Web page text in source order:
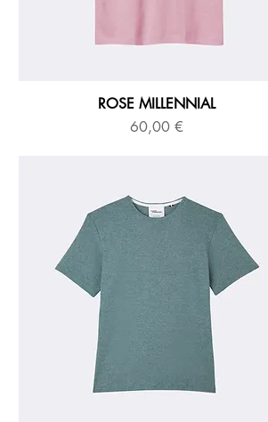
ROSE MILLENNIAL
Prix
60,00 €